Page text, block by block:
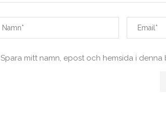
Spara mitt namn, epost och hemsida i